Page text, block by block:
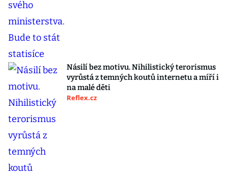
Násilí bez motivu. Nihilistický terorismus
vyrůstá z temných koutů internetu a míří i
na malé děti
Reflex.cz